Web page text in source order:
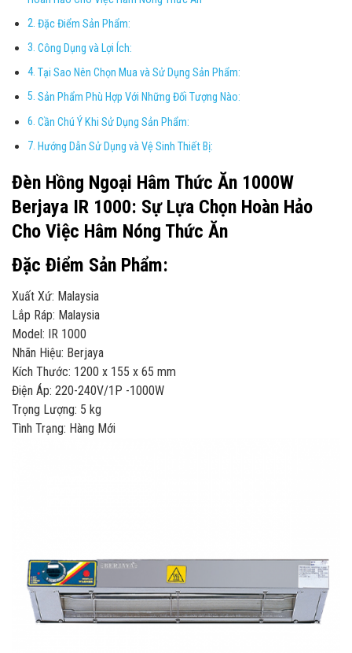
Đặc Điểm Sản Phẩm:
Công Dụng và Lợi Ích:
Tại Sao Nên Chọn Mua và Sử Dụng Sản Phẩm:
Sản Phẩm Phù Hợp Với Những Đối Tượng Nào:
Cần Chú Ý Khi Sử Dụng Sản Phẩm:
Hướng Dẫn Sử Dụng và Vệ Sinh Thiết Bị:
Đèn Hồng Ngoại Hâm Thức Ăn 1000W
Berjaya IR 1000: Sự Lựa Chọn Hoàn Hảo
Cho Việc Hâm Nóng Thức Ăn
Đặc Điểm Sản Phẩm:
Xuất Xứ: Malaysia
Lắp Ráp: Malaysia
Model: IR 1000
Nhãn Hiệu: Berjaya
Kích Thước: 1200 x 155 x 65 mm
Điện Áp: 220-240V/1P -1000W
Trọng Lượng: 5 kg
Tình Trạng: Hàng Mới